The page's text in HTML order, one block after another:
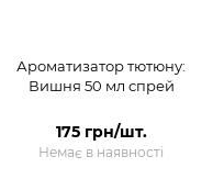
Ароматизатор тютюну:
Вишня 50 мл спрей
175 грн/шт.
Немає в наявності